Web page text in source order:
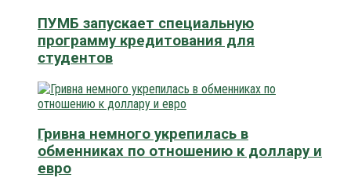
ПУМБ запускает специальную
программу кредитования для
студентов
Гривна немного укрепилась в
обменниках по отношению к доллару и
евро